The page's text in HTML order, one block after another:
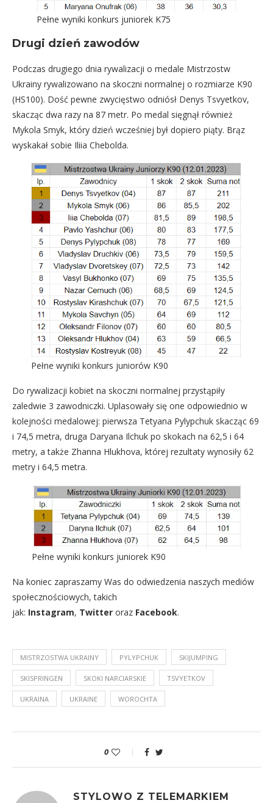
Pełne wyniki konkurs juniorek K75
Drugi dzień zawodów
Podczas drugiego dnia rywalizacji o medale Mistrzostw
Ukrainy rywalizowano na skoczni normalnej o rozmiarze K90
(HS100). Dość pewne zwycięstwo odniósł Denys Tsvyetkov,
skacząc dwa razy na 87 metr. Po medal sięgnął również
Mykola Smyk, który dzień wcześniej był dopiero piąty. Brąz
wyskakał sobie Iliia Chebolda.
Pełne wyniki konkurs juniorów K90
Do rywalizacji kobiet na skoczni normalnej przystąpiły
zaledwie 3 zawodniczki. Uplasowały się one odpowiednio w
kolejności medalowej: pierwsza Tetyana Pylypchuk skacząc 69
i 74,5 metra, druga Daryana Ilchuk po skokach na 62,5 i 64
metry, a także Zhanna Hlukhova, której rezultaty wynosiły 62
metry i 64,5 metra.
Pełne wyniki konkurs juniorek K90
Na koniec zapraszamy Was do odwiedzenia naszych mediów
społecznościowych, takich
jak: Instagram, Twitter oraz Facebook.
MISTRZOSTWA UKRAINY PYLYPCHUK SKIJUMPING
SKISPRINGEN SKOKI NARCIARSKIE TSVYETKOV
UKRAINA UKRAINE WOROCHTA
0
STYLOWO Z TELEMARKIEM